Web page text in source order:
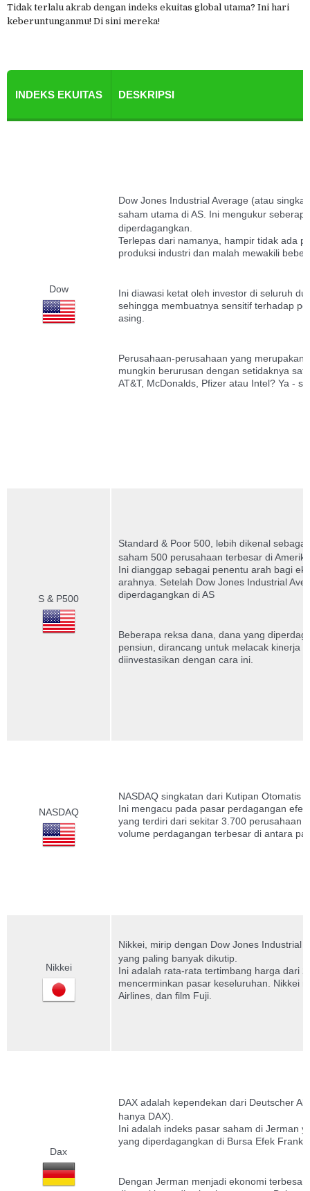
Tidak terlalu akrab dengan indeks ekuitas global utama? Ini hari
keberuntunganmu! Di sini mereka!
INDEKS EKUITAS DESKRIPSI
Dow
Dow Jones Industrial Average (atau
saham utama di AS. Ini mengukur
diperdagangkan.
Terlepas dari namanya, hampir tidak ada
produksi industri dan malah mewakili
Ini diawasi ketat oleh investor di seluruh
sehingga membuatnya sensitif terhadap
asing.
Perusahaan-perusahaan yang
mungkin berurusan dengan setidaknya
AT&T, McDonalds, Pfizer atau Intel? Ya -
S & P500
Standard & Poor 500, lebih dikenal
saham 500 perusahaan terbesar di
Ini dianggap sebagai penentu arah bagi
arahnya. Setelah Dow Jones Industrial
diperdagangkan di AS
Beberapa reksa dana, dana yang
pensiun, dirancang untuk melacak kinerja
diinvestasikan dengan cara ini.
NASDAQ
NASDAQ singkatan dari Kutipan Otomatis
Ini mengacu pada pasar perdagangan
yang terdiri dari sekitar 3.700 perusahaan
volume perdagangan terbesar di antara
Nikkei
Nikkei, mirip dengan Dow Jones Industrial
yang paling banyak dikutip.
Ini adalah rata-rata tertimbang harga dari
mencerminkan pasar keseluruhan. Nikkei
Airlines, dan film Fuji.
Dax
DAX adalah kependekan dari Deutscher
hanya DAX).
Ini adalah indeks pasar saham di Jerman
yang diperdagangkan di Bursa Efek
Dengan Jerman menjadi ekonomi